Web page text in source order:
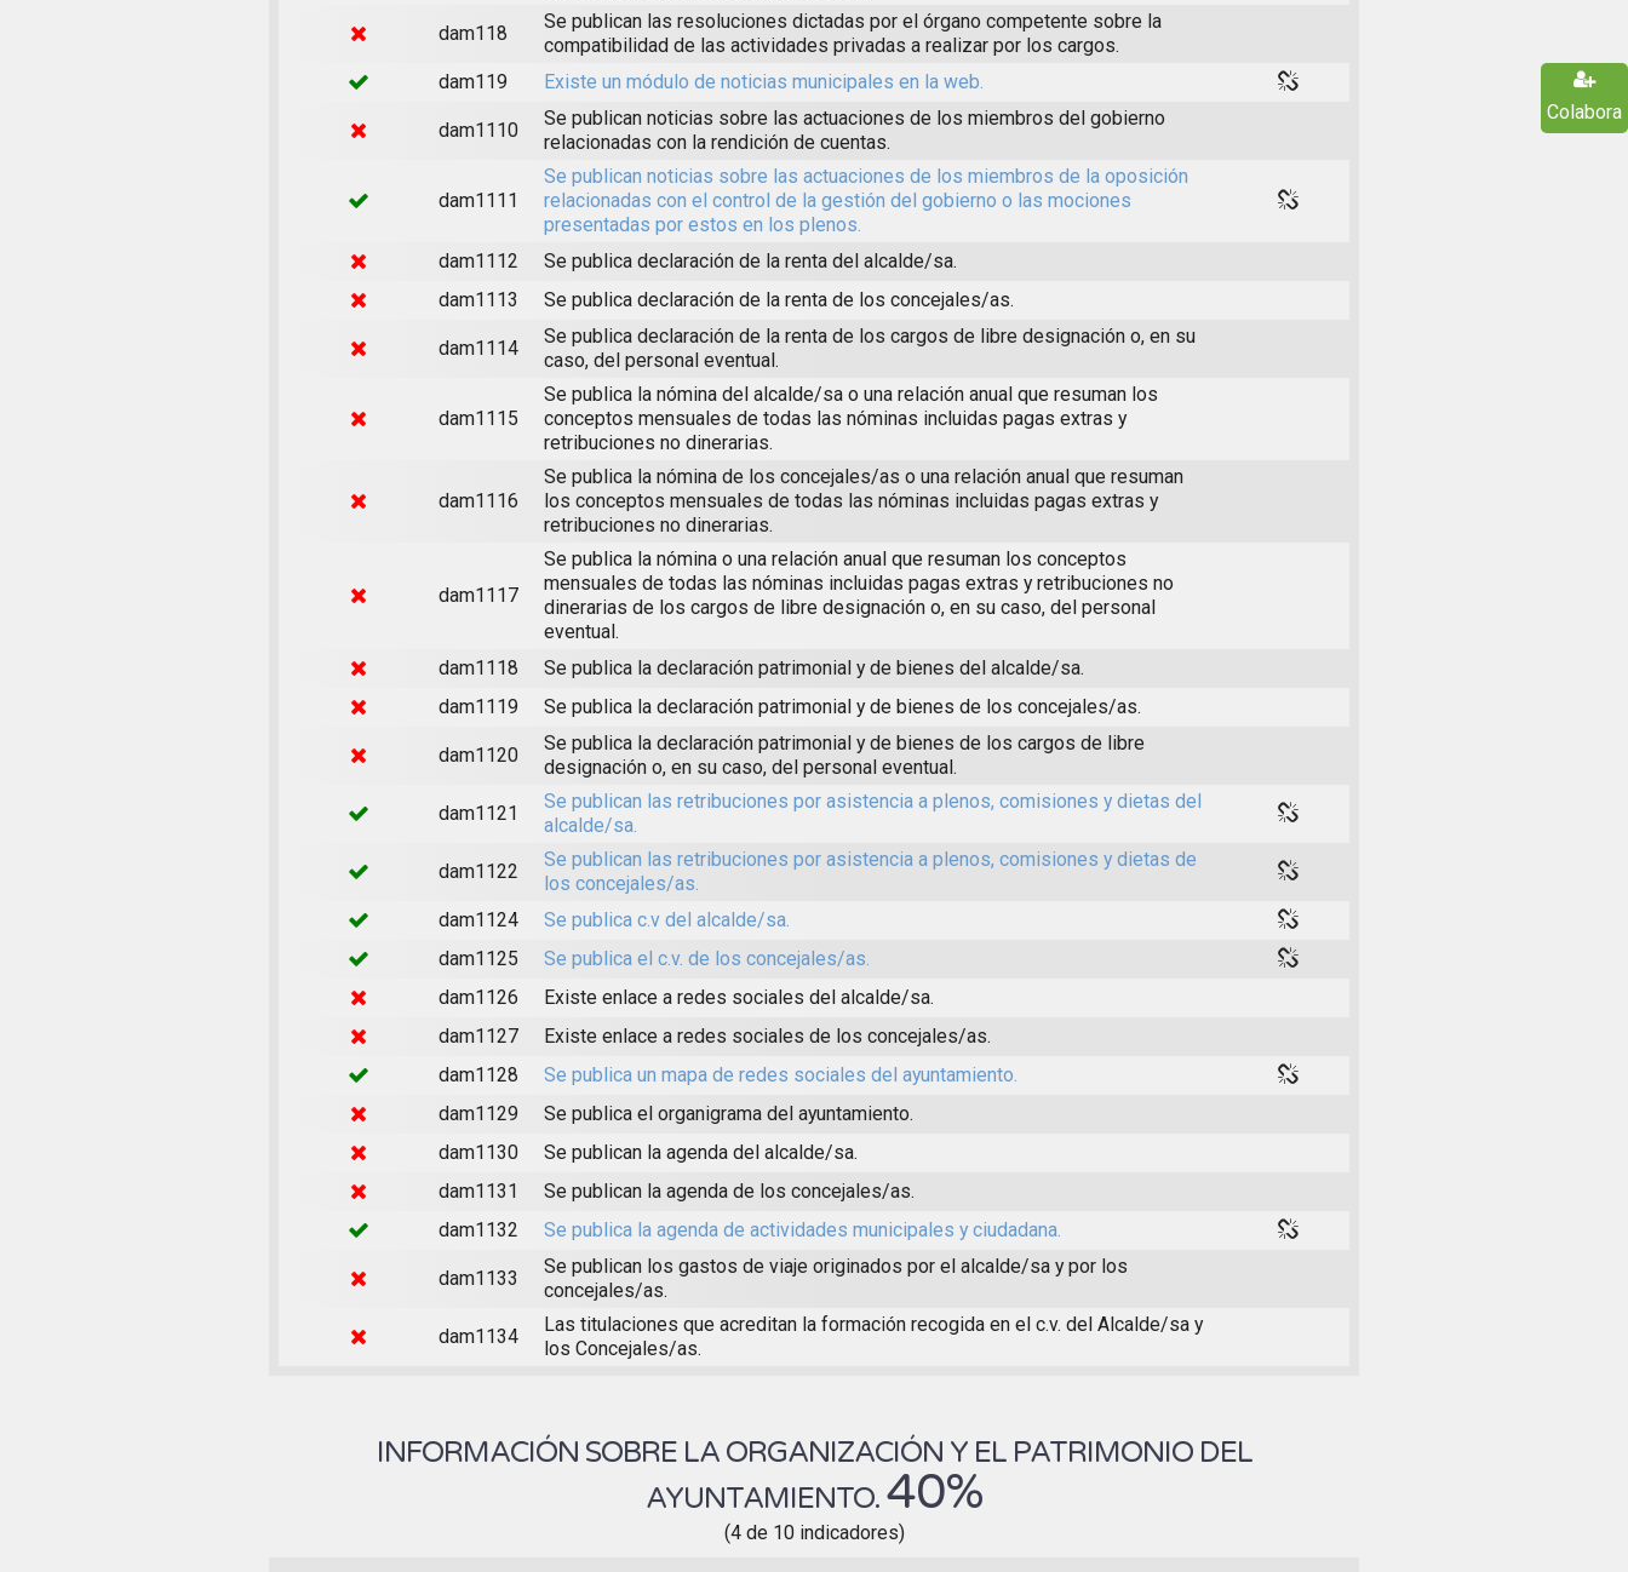
dam118
Se publican las resoluciones dictadas por el órgano competente sobre la
compatibilidad de las actividades privadas a realizar por los cargos.
dam119
Existe un módulo de noticias municipales en la web.
dam1110
Se publican noticias sobre las actuaciones de los miembros del gobierno
relacionadas con la rendición de cuentas.
dam1111
Se publican noticias sobre las actuaciones de los miembros de la oposición
relacionadas con el control de la gestión del gobierno o las mociones
presentadas por estos en los plenos.
dam1112
Se publica declaración de la renta del alcalde/sa.
dam1113
Se publica declaración de la renta de los concejales/as.
dam1114
Se publica declaración de la renta de los cargos de libre designación o, en su
caso, del personal eventual.
dam1115
Se publica la nómina del alcalde/sa o una relación anual que resuman los
conceptos mensuales de todas las nóminas incluidas pagas extras y
retribuciones no dinerarias.
dam1116
Se publica la nómina de los concejales/as o una relación anual que resuman
los conceptos mensuales de todas las nóminas incluidas pagas extras y
retribuciones no dinerarias.
dam1117
Se publica la nómina o una relación anual que resuman los conceptos
mensuales de todas las nóminas incluidas pagas extras y retribuciones no
dinerarias de los cargos de libre designación o, en su caso, del personal
eventual.
dam1118
Se publica la declaración patrimonial y de bienes del alcalde/sa.
dam1119
Se publica la declaración patrimonial y de bienes de los concejales/as.
dam1120
Se publica la declaración patrimonial y de bienes de los cargos de libre
designación o, en su caso, del personal eventual.
dam1121
Se publican las retribuciones por asistencia a plenos, comisiones y dietas del
alcalde/sa.
dam1122
Se publican las retribuciones por asistencia a plenos, comisiones y dietas de
los concejales/as.
dam1124
Se publica c.v del alcalde/sa.
dam1125
Se publica el c.v. de los concejales/as.
dam1126
Existe enlace a redes sociales del alcalde/sa.
dam1127
Existe enlace a redes sociales de los concejales/as.
dam1128
Se publica un mapa de redes sociales del ayuntamiento.
dam1129
Se publica el organigrama del ayuntamiento.
dam1130
Se publican la agenda del alcalde/sa.
dam1131
Se publican la agenda de los concejales/as.
dam1132
Se publica la agenda de actividades municipales y ciudadana.
dam1133
Se publican los gastos de viaje originados por el alcalde/sa y por los
concejales/as.
dam1134
Las titulaciones que acreditan la formación recogida en el c.v. del Alcalde/sa y
los Concejales/as.
INFORMACIÓN SOBRE LA ORGANIZACIÓN Y EL PATRIMONIO DEL
AYUNTAMIENTO. 40%
(4 de 10 indicadores)
Colabora